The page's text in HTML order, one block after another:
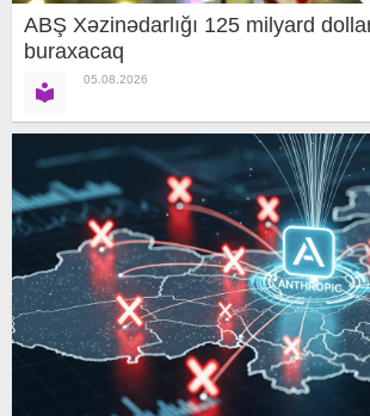
ABŞ Xəzinədarlığı 125 milyard
buraxacaq
05.08.2026